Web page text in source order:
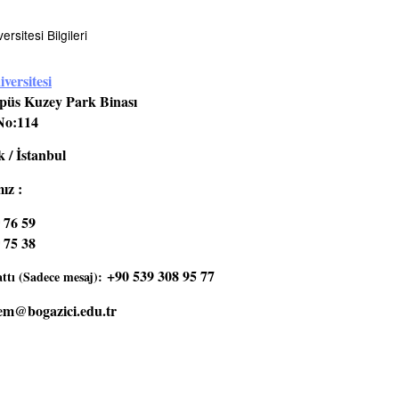
Bilgileri
Kuzey Park Binası
/ İstanbul
:
59
38
(Sadece mesaj): +90 539 308 95 77